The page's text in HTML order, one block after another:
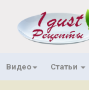
Видео Статьи